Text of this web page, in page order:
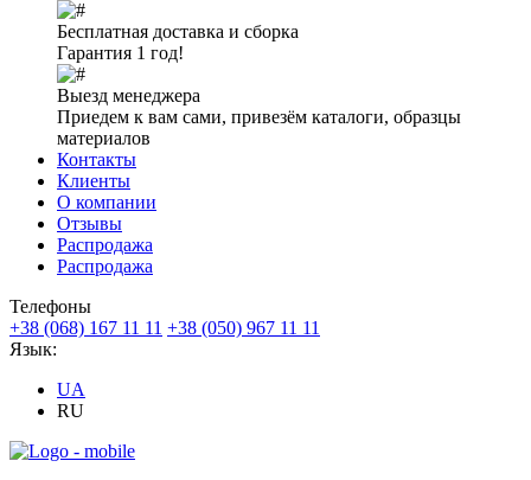
Бесплатная доставка и сборка
Гарантия 1 год!
Выезд менеджера
Приедем к вам сами, привезём каталоги, образцы
материалов
Контакты
Клиенты
О компании
Отзывы
Распродажа
Распродажа
Телефоны
+38 (068) 167 11 11 +38 (050) 967 11 11
Язык:
UA
RU